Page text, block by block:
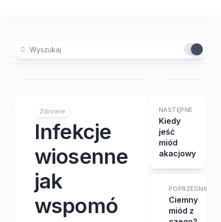
Zdrowie
Infekcje
wiosenne
jak
wspomó
NASTĘPNE
Kiedy
jeść
miód
akacjowy
POPRZEDNIE
Ciemny
miód z